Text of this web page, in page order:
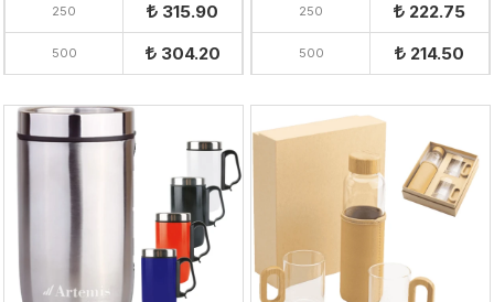
250 315.90
500 304.20
250 222.75
500 214.50